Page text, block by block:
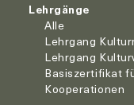
Lehrgänge
Alle
Lehrgang
Lehrgang
Basiszertifikat
Kooperationen